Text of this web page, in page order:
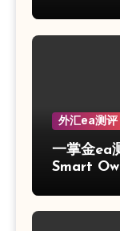
外汇ea测评
一掌金ea
Smart